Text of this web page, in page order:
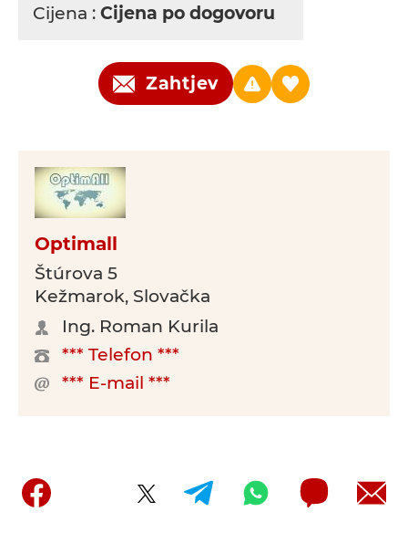
Cijena : Cijena po dogovoru
Zahtjev
Optimall
Štúrova 5
Kežmarok, Slovačka
Ing. Roman Kurila
*** Telefon ***
*** E-mail ***